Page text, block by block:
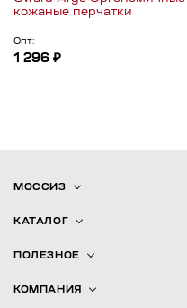
кожаные перчатки
Опт:
1 296 ₽
МОССИЗ
КАТАЛОГ
ПОЛЕЗНОЕ
КОМПАНИЯ